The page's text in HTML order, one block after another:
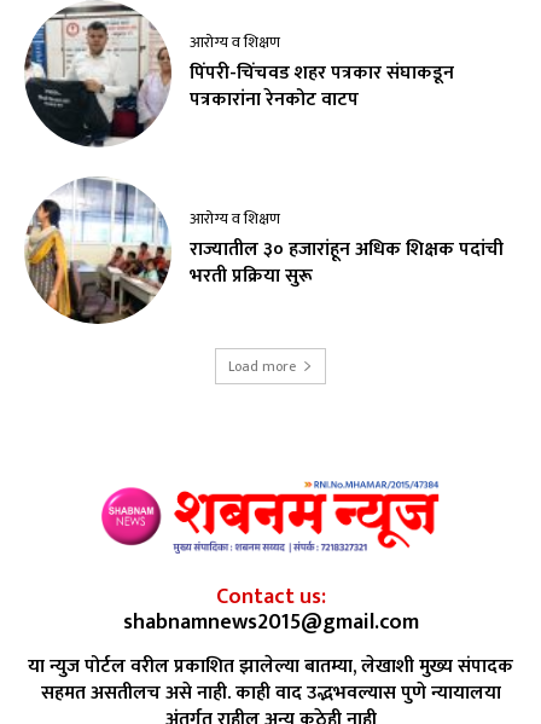
आरोग्य व शिक्षण
पिंपरी-चिंचवड शहर पत्रकार संघाकडून
पत्रकारांना रेनकोट वाटप
आरोग्य व शिक्षण
राज्यातील ३० हजारांहून अधिक शिक्षक पदांची
भरती प्रक्रिया सुरू
Load more
Contact us:
shabnamnews2015@gmail.com
या न्युज पोर्टल वरील प्रकाशित झालेल्या बातम्या, लेखाशी मुख्य संपादक
सहमत असतीलच असे नाही. काही वाद उद्भभवल्यास पुणे न्यायालया